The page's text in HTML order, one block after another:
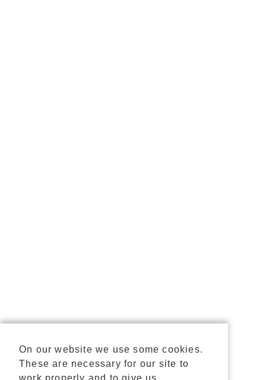
On our website we use some cookies.
These are necessary for our site to